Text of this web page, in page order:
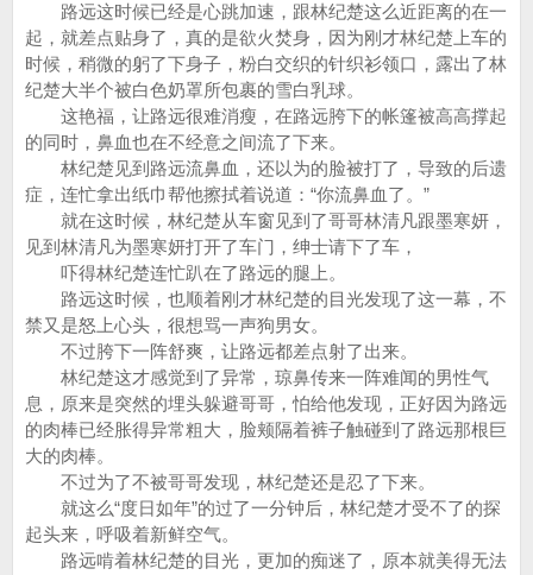
路远这时候已经是心跳加速，跟林纪楚这么近距离的在一
起，就差点贴身了，真的是欲火焚身，因为刚才林纪楚上车的
时候，稍微的躬了下身子，粉白交织的针织衫领口，露出了林
纪楚大半个被白色奶罩所包裹的雪白乳球。
这艳福，让路远很难消瘦，在路远胯下的帐篷被高高撑起
的同时，鼻血也在不经意之间流了下来。
林纪楚见到路远流鼻血，还以为的脸被打了，导致的后遗
症，连忙拿出纸巾帮他擦拭着说道：“你流鼻血了。”
就在这时候，林纪楚从车窗见到了哥哥林清凡跟墨寒妍，
见到林清凡为墨寒妍打开了车门，绅士请下了车，
吓得林纪楚连忙趴在了路远的腿上。
路远这时候，也顺着刚才林纪楚的目光发现了这一幕，不
禁又是怒上心头，很想骂一声狗男女。
不过胯下一阵舒爽，让路远都差点射了出来。
林纪楚这才感觉到了异常，琼鼻传来一阵难闻的男性气
息，原来是突然的埋头躲避哥哥，怕给他发现，正好因为路远
的肉棒已经胀得异常粗大，脸颊隔着裤子触碰到了路远那根巨
大的肉棒。
不过为了不被哥哥发现，林纪楚还是忍了下来。
就这么“度日如年”的过了一分钟后，林纪楚才受不了的探
起头来，呼吸着新鲜空气。
路远啃着林纪楚的目光，更加的痴迷了，原本就美得无法